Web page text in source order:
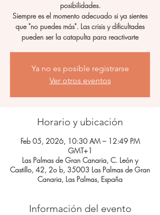
posibilidades.
Siempre es el momento adecuado si ya sientes
que "no puedes más". Las crisis y dificultades
pueden ser la catapulta para reactivarte
Ya no es posible registrarse
Ver otros eventos
Horario y ubicación
Feb 05, 2026, 10:30 AM – 12:49 PM
GMT+1
Las Palmas de Gran Canaria, C. León y
Castillo, 42, 2o b, 35003 Las Palmas de Gran
Canaria, Las Palmas, España
Información del evento